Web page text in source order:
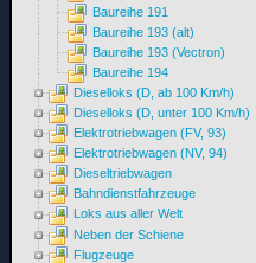
Baureihe 191
Baureihe 193 (alt)
Baureihe 193 (Vectron)
Baureihe 194
Dieselloks (D, ab 100 Km/h)
Dieselloks (D, unter 100 Km/h)
Elektrotriebwagen (FV, 93)
Elektrotriebwagen (NV, 94)
Dieseltriebwagen
Bahndienstfahrzeuge
Loks aus aller Welt
Neben der Schiene
Flugzeuge